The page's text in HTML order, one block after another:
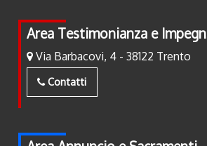
Area Testimonianza e
Via Barbacovi, 4 - 38122 Trento
Contatti